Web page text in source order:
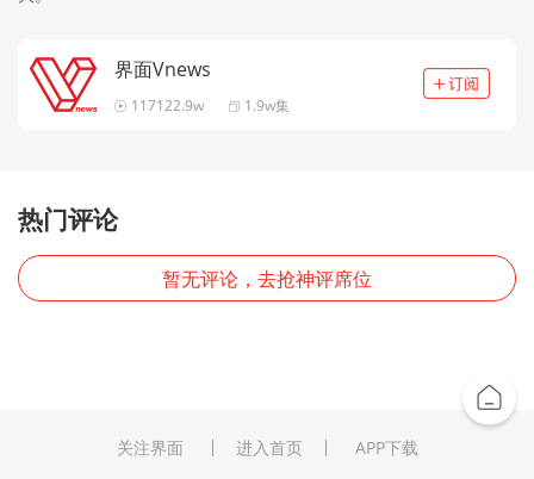
界面Vnews
117122.9w 1.9w集
热门评论
暂无评论，去抢神评席位
关注界面 进入首页 APP下载